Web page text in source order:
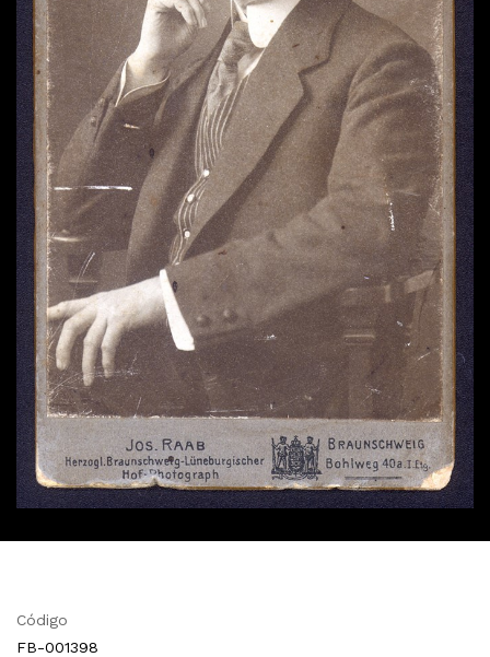
Código
FB-001398